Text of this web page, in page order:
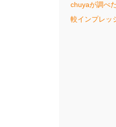
chuyaが調べ
較インプレッ